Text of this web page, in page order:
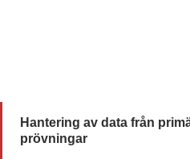
Hantering av data från
prövningar